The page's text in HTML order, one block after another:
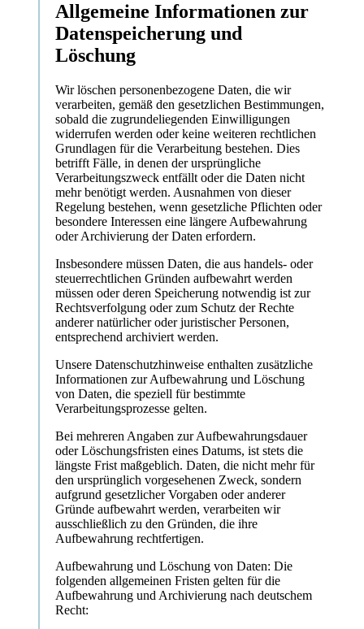
Allgemeine Informationen zur
Datenspeicherung und
Löschung
Wir löschen personenbezogene Daten, die wir
verarbeiten, gemäß den gesetzlichen Bestimmungen,
sobald die zugrundeliegenden Einwilligungen
widerrufen werden oder keine weiteren rechtlichen
Grundlagen für die Verarbeitung bestehen. Dies
betrifft Fälle, in denen der ursprüngliche
Verarbeitungszweck entfällt oder die Daten nicht
mehr benötigt werden. Ausnahmen von dieser
Regelung bestehen, wenn gesetzliche Pflichten oder
besondere Interessen eine längere Aufbewahrung
oder Archivierung der Daten erfordern.
Insbesondere müssen Daten, die aus handels- oder
steuerrechtlichen Gründen aufbewahrt werden
müssen oder deren Speicherung notwendig ist zur
Rechtsverfolgung oder zum Schutz der Rechte
anderer natürlicher oder juristischer Personen,
entsprechend archiviert werden.
Unsere Datenschutzhinweise enthalten zusätzliche
Informationen zur Aufbewahrung und Löschung
von Daten, die speziell für bestimmte
Verarbeitungsprozesse gelten.
Bei mehreren Angaben zur Aufbewahrungsdauer
oder Löschungsfristen eines Datums, ist stets die
längste Frist maßgeblich. Daten, die nicht mehr für
den ursprünglich vorgesehenen Zweck, sondern
aufgrund gesetzlicher Vorgaben oder anderer
Gründe aufbewahrt werden, verarbeiten wir
ausschließlich zu den Gründen, die ihre
Aufbewahrung rechtfertigen.
Aufbewahrung und Löschung von Daten: Die
folgenden allgemeinen Fristen gelten für die
Aufbewahrung und Archivierung nach deutschem
Recht: